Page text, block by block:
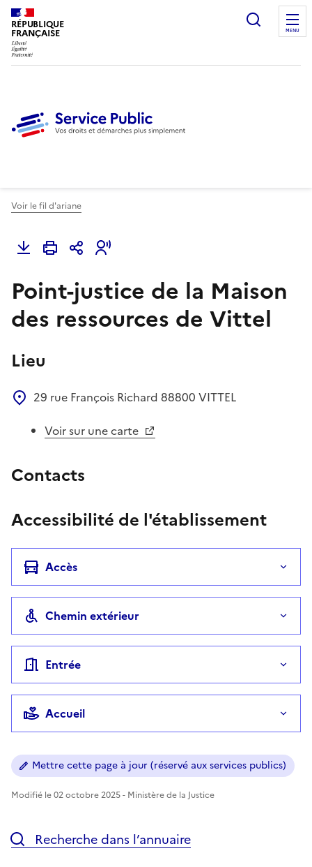
RÉPUBLIQUE
FRANÇAISE
Ouvrir
MENU
Voir le fil d'ariane
Point-justice de la Maison
des ressources de Vittel
Lieu
29 rue François Richard 88800 VITTEL
Voir sur une carte
Contacts
Accessibilité de l'établissement
Accès
Chemin extérieur
Entrée
Accueil
Mettre cette page à jour (réservé aux services publics)
Modifié le 02 octobre 2025 - Ministère de la Justice
Recherche dans l’annuaire